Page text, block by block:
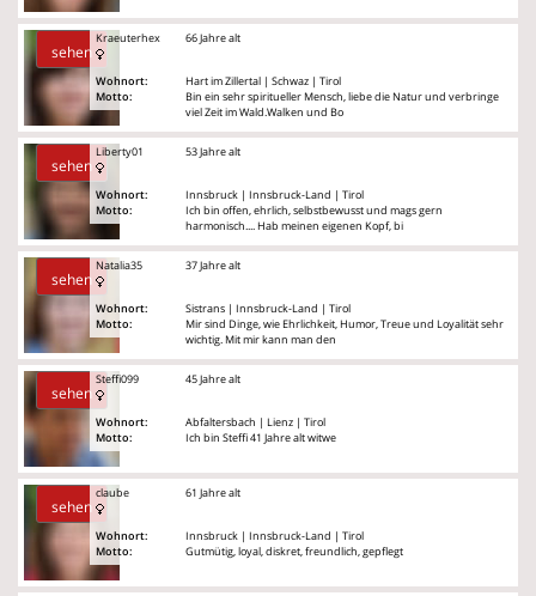
sehen
Kraeuterhex
Wohnort:
Motto:
66 Jahre alt
Hart im Zillertal | Schwaz | Tirol
Bin ein sehr spiritueller Mensch, liebe die Natur und verbringe
viel Zeit im Wald.Walken und Bo
sehen
Liberty01
Wohnort:
Motto:
53 Jahre alt
Innsbruck | Innsbruck-Land | Tirol
Ich bin offen, ehrlich, selbstbewusst und mags gern
harmonisch.... Hab meinen eigenen Kopf, bi
sehen
Natalia35
Wohnort:
Motto:
37 Jahre alt
Sistrans | Innsbruck-Land | Tirol
Mir sind Dinge, wie Ehrlichkeit, Humor, Treue und Loyalität sehr
wichtig. Mit mir kann man den
sehen
Steffi099
Wohnort:
Motto:
45 Jahre alt
Abfaltersbach | Lienz | Tirol
Ich bin Steffi 41 Jahre alt witwe
sehen
claube
Wohnort:
Motto:
61 Jahre alt
Innsbruck | Innsbruck-Land | Tirol
Gutmütig, loyal, diskret, freundlich, gepflegt